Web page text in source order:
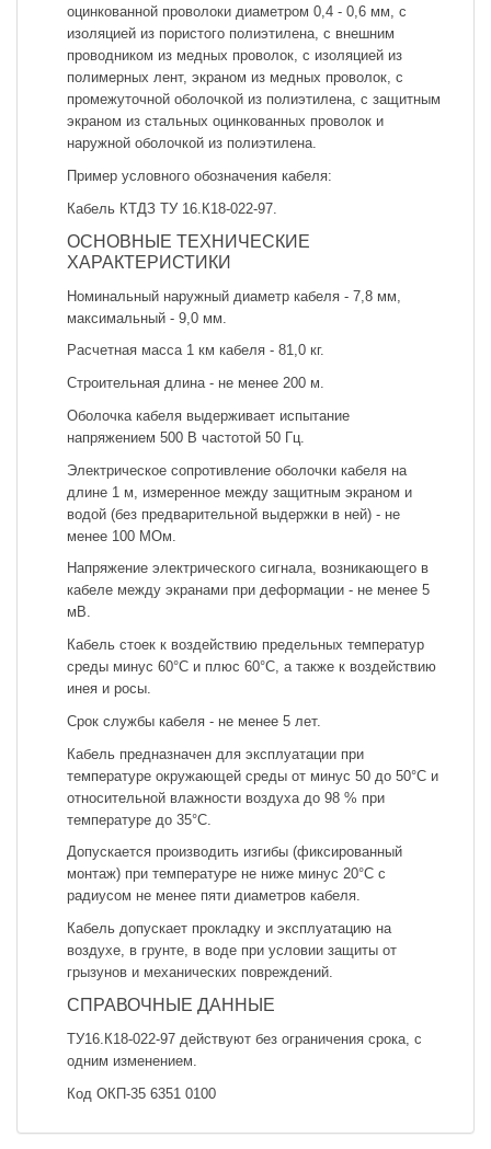
оцинкованной проволоки диаметром 0,4 - 0,6 мм, с
изоляцией из пористого полиэтилена, с внешним
проводником из медных проволок, с изоляцией из
полимерных лент, экраном из медных проволок, с
промежуточной оболочкой из полиэтилена, с защитным
экраном из стальных оцинкованных проволок и
наружной оболочкой из полиэтилена.
Пример условного обозначения кабеля:
Кабель КТДЗ ТУ 16.К18-022-97.
ОСНОВНЫЕ ТЕХНИЧЕСКИЕ
ХАРАКТЕРИСТИКИ
Номинальный наружный диаметр кабеля - 7,8 мм,
максимальный - 9,0 мм.
Расчетная масса 1 км кабеля - 81,0 кг.
Строительная длина - не менее 200 м.
Оболочка кабеля выдерживает испытание
напряжением 500 В частотой 50 Гц.
Электрическое сопротивление оболочки кабеля на
длине 1 м, измеренное между защитным экраном и
водой (без предварительной выдержки в ней) - не
менее 100 МОм.
Напряжение электрического сигнала, возникающего в
кабеле между экранами при деформации - не менее 5
мВ.
Кабель стоек к воздействию предельных температур
среды минус 60°С и плюс 60°С, а также к воздействию
инея и росы.
Срок службы кабеля - не менее 5 лет.
Кабель предназначен для эксплуатации при
температуре окружающей среды от минус 50 до 50°С и
относительной влажности воздуха до 98 % при
температуре до 35°С.
Допускается производить изгибы (фиксированный
монтаж) при температуре не ниже минус 20°С с
радиусом не менее пяти диаметров кабеля.
Кабель допускает прокладку и эксплуатацию на
воздухе, в грунте, в воде при условии защиты от
грызунов и механических повреждений.
СПРАВОЧНЫЕ ДАННЫЕ
ТУ16.К18-022-97 действуют без ограничения срока, с
одним изменением.
Код ОКП-35 6351 0100